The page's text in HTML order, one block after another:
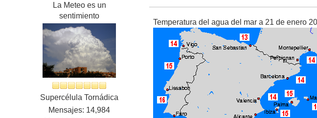
La Meteo es un
sentimiento
Supercélula Tornádica
Mensajes: 14,984
Temperatura del agua del mar a 21 de enero